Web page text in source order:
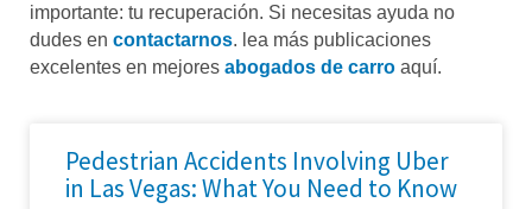
importante: tu recuperación. Si necesitas ayuda no
dudes en contactarnos. lea más publicaciones
excelentes en mejores abogados de carro aquí.
Pedestrian Accidents Involving Uber
in Las Vegas: What You Need to Know